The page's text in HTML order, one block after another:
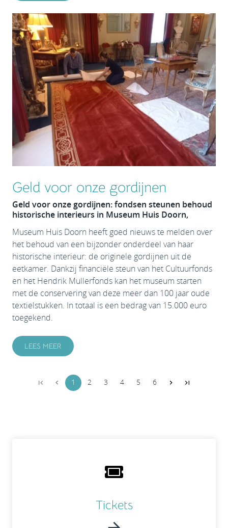
Geld voor onze gordijnen
Geld voor onze gordijnen: fondsen steunen behoud
historische interieurs in Museum Huis Doorn,
Museum Huis Doorn heeft goed nieuws te melden over
het behoud van een bijzonder onderdeel van haar
historische interieur: de originele gordijnen uit de
eetkamer. Dankzij financiële steun van het Cultuurfonds
en het Hendrik Mullerfonds kan het museum starten
met de conservering van deze meer dan 100 jaar oude
textielstukken. In totaal is een bedrag van 15.000 euro
toegekend.
LEES MEER
1 2 3 4 5 6
Tickets